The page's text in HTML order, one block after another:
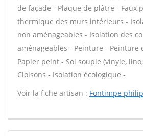
de façade - Plaque de plâtre - Faux
thermique des murs intérieurs -
non aménageables - Isolation des
aménageables - Peinture - Peinture
Papier peint - Sol souple (vinyle,
Cloisons - Isolation écologique -
Voir la fiche artisan : Fontimpe